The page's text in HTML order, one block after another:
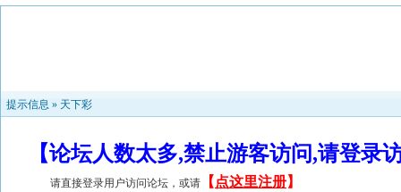
提示信息 » 天下彩
【论坛人数太多,禁止游客访问,请登
请直接登录用户访问论坛，或请 【 点这里注册】